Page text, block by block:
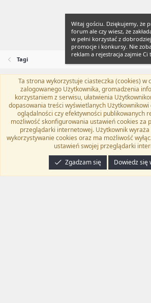
Tagi
Flat Awesome + (Parent DO NOT EDIT)
Kontakt
Regulamin Polityka prywatności
TwitterKontakt
RSS
Community platform by XenForo® © 2010-2024
programyzadarmo.net.pl . |
Email Check by MPM.PM
Witaj gościu. Dziękujemy, że
forum ale czy wiesz, że
w pełni korzystać z
promocje i konkursy. Nie
reklam a rejestracja zajmie Ci
Ta strona wykorzystuje ciasteczka (cookies) w
zalogowanego Użytkownika, gromadzenia
korzystaniem z serwisu, ułatwienia
dopasowania treści wyświetlanych
oglądalności czy efektywności publikowanych
możliwość skonfigurowania ustawień cookies za
przeglądarki internetowej. Użytkownik wyraża
wykorzystywanie cookies oraz ma możliwość
ustawień swojej przeglądarki
Zgadzam się
Dowiedz się